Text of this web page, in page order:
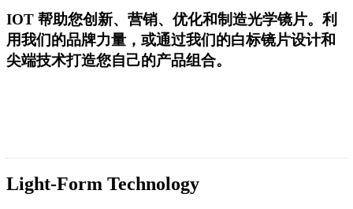
IOT 帮助您创新、营销、优化和制造光学镜片。利
用我们的品牌力量，或通过我们的白标镜片设计和
尖端技术打造您自己的产品组合。
Light-Form Technology